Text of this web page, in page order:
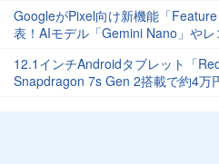
GoogleがPixel向け新機能「
表！AIモデル「Gemini Nano」や
12.1インチAndroidタブレット「
Snapdragon 7s Gen 2搭載で約4万